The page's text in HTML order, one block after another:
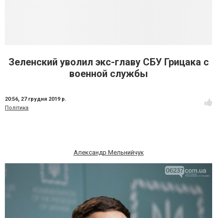
Зеленский уволил экс-главу СБУ Грицака с
военной службы
20:56, 27 грудня 2019 р.
Політика
Александр Мельнийчук